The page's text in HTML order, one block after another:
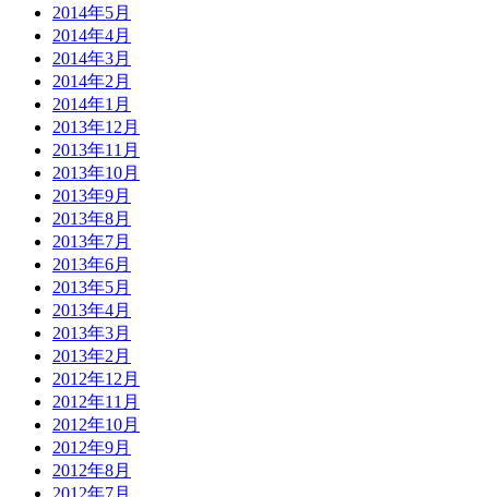
2014年5月
2014年4月
2014年3月
2014年2月
2014年1月
2013年12月
2013年11月
2013年10月
2013年9月
2013年8月
2013年7月
2013年6月
2013年5月
2013年4月
2013年3月
2013年2月
2012年12月
2012年11月
2012年10月
2012年9月
2012年8月
2012年7月